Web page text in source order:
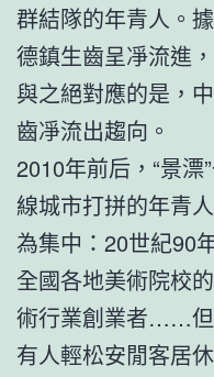
群結隊的年青人。
德鎮生齒呈凈流進
與之絕對應的是，
齒凈流出趨向。
2010年前后，“景
線城市打拼的年青
為集中：20世紀90
全國各地美術院校
術行業創業者……但
有人輕松安閒客居